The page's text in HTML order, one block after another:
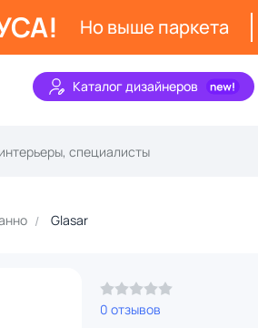
Но выше паркета
Каталог дизайнеров
Glasar
0 отзывов